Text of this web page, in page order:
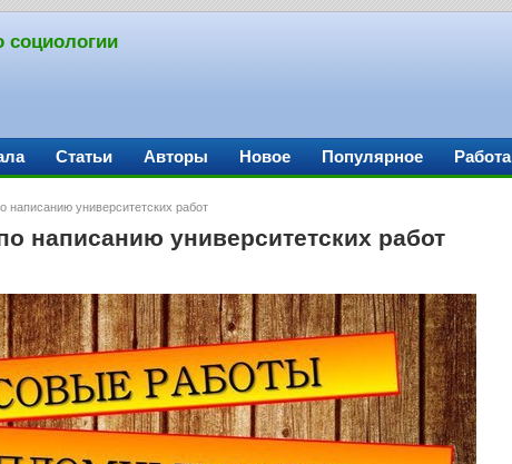
социологии
написанию университетских работ
написанию университетских работ
Статьи Авторы Новое Популярное Работа